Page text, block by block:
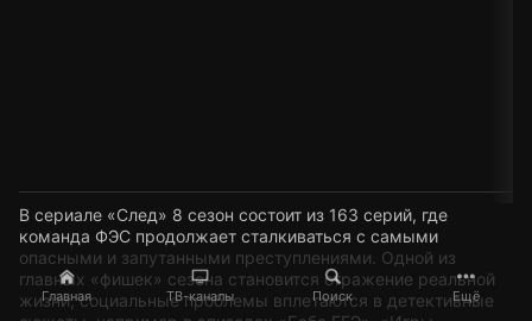
Главная ТВ-каналы Поиск Ещё
В сериале «След» 8 сезон состоит из 163 серий, где
команда ФЭС продолжает сталкиваться с самыми
опасными и запутанными преступлениями. Одной из
главных «фишек» сезона становится отражение реальной
жизни, социальные проблемы вплетаются в детективные